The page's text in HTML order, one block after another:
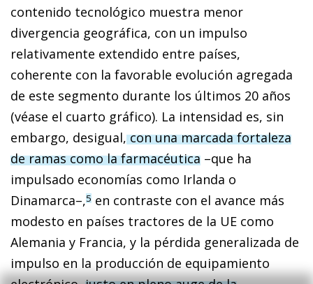
contenido tecnológico muestra menor
divergencia geográfica, con un impulso
relativamente extendido entre países,
coherente con la favorable evolución agregada
de este segmento durante los últimos 20 años
(véase el cuarto gráfico). La intensidad es, sin
embargo, desigual,con una marcada fortaleza
de ramas como la farmacéutica –que ha
impulsado economías como Irlanda o
Dinamarca–,5 en contraste con el avance más
modesto en países tractores de la UE como
Alemania y Francia, y la pérdida generalizada de
impulso en la producción de equipamiento